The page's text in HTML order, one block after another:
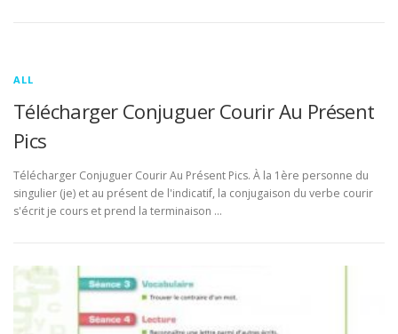
ALL
Télécharger Conjuguer Courir Au Présent
Pics
Télécharger Conjuguer Courir Au Présent Pics. À la 1ère personne du
singulier (je) et au présent de l'indicatif, la conjugaison du verbe courir
s'écrit je cours et prend la terminaison …